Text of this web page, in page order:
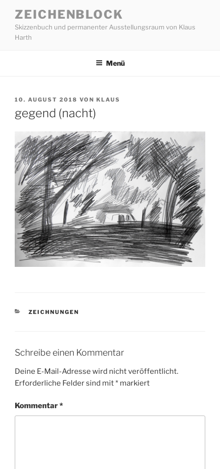
Inhalt
springen
ZEICHENBLOCK
Skizzenbuch und permanenter Ausstellungsraum von Klaus
Harth
Menü
VERÖFFENTLICHT
10. AUGUST 2018 VON KLAUS
gegend (nacht)
KATEGORIEN
ZEICHNUNGEN
Schreibe einen Kommentar
Deine E-Mail-Adresse wird nicht veröffentlicht.
Erforderliche Felder sind mit* markiert
Kommentar*